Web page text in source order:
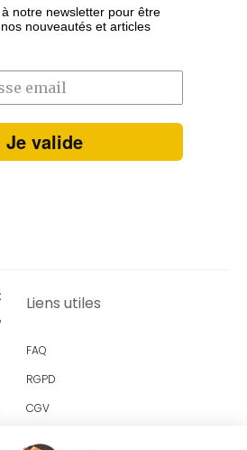
notre newsletter pour être
nouveautés et articles
Je valide
Liens utiles
FAQ
RGPD
CGV